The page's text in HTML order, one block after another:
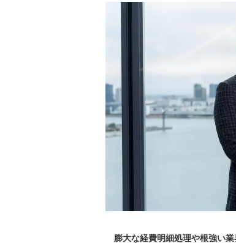
膨大な経費明細処理や根強い